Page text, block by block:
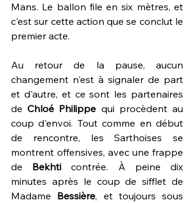
Mans. Le ballon file en six mètres, et
c'est sur cette action que se conclut le
premier acte.
Au retour de la pause, aucun
changement n'est à signaler de part
et d'autre, et ce sont les partenaires
de Chloé Philippe qui procèdent au
coup d'envoi. Tout comme en début
de rencontre, les Sarthoises se
montrent offensives, avec une frappe
de Bekhti contrée. À peine dix
minutes après le coup de sifflet de
Madame Bessière, et toujours sous